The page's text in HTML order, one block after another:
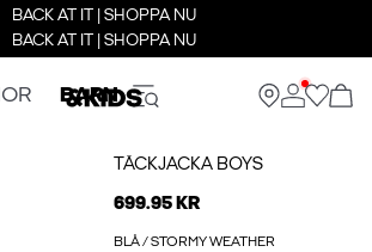
BACK AT IT | SHOPPA NU
BACK AT IT | SHOPPA NU
BARN
TÄCKJACKA BOYS
699.95 KR
BLÅ / STORMY WEATHER